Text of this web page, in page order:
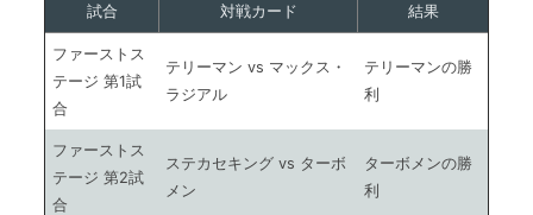
試合 対戦カード 結果
ファーストス
テージ 第1試
合
テリーマン vs マックス・
ラジアル
テリーマンの勝
利
ファーストス
テージ 第2試
合
ステカセキング vs ターボ
メン
ターボメンの勝
利